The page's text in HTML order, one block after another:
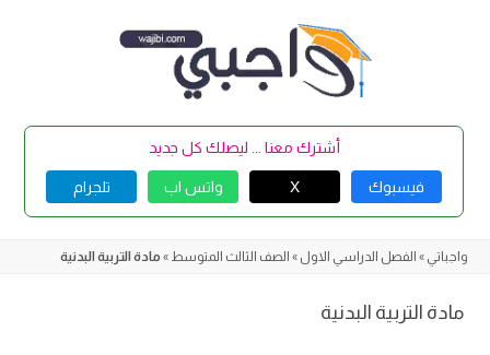
أشترك معنا ... ليصلك كل جديد
فيسبوك X واتس اب تلجرام
واجباتي » الفصل الدراسي الاول » الصف الثالث المتوسط » مادة التربية البدنية
مادة التربية البدنية